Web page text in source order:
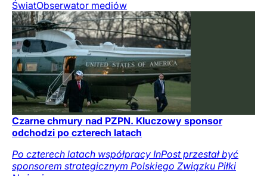
ŚwiatObserwator mediów
Czarne chmury nad PZPN. Kluczowy sponsor
odchodzi po czterech latach
Po czterech latach współpracy InPost przestał być
sponsorem strategicznym Polskiego Związku Piłki